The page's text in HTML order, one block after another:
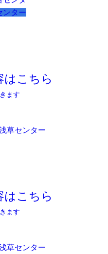
ンター
はこちら
ます
草センター
はこちら
ます
草センター